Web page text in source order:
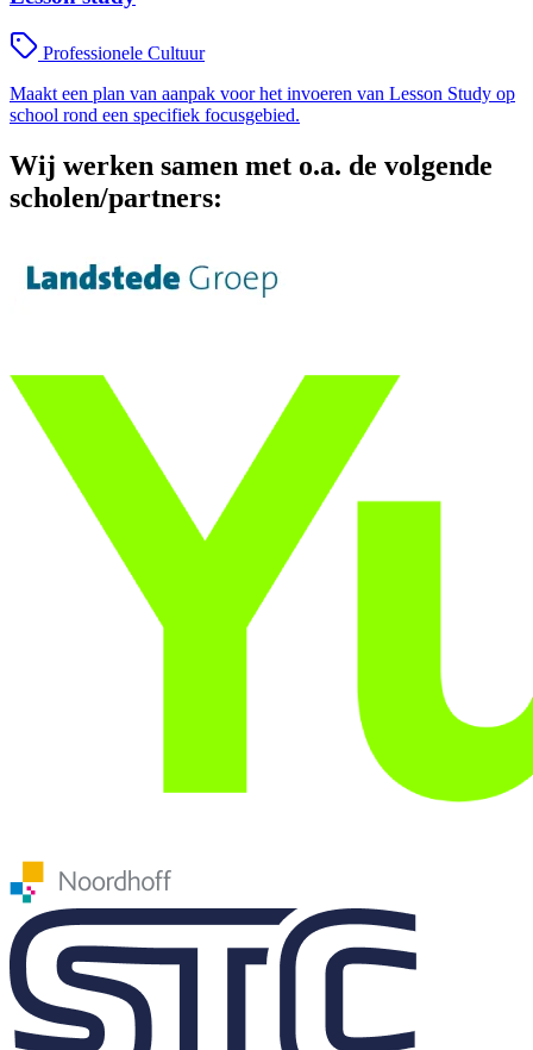
Professionele Cultuur
Maakt een plan van aanpak voor het invoeren van Lesson Study op
school rond een specifiek focusgebied.
Wij werken samen met o.a. de volgende
scholen/partners: